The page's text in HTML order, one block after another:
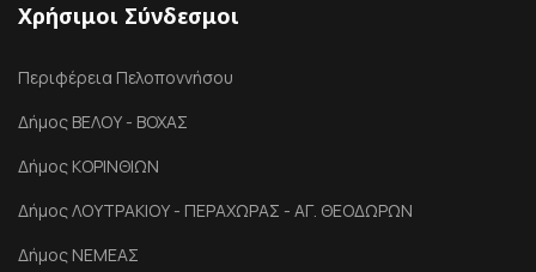
Χρήσιμοι Σύνδεσμοι
Περιφέρεια Πελοποννήσου
Δήμος ΒΕΛΟΥ - ΒΟΧΑΣ
Δήμος ΚΟΡΙΝΘΙΩΝ
Δήμος ΛΟΥΤΡΑΚΙΟΥ - ΠΕΡΑΧΩΡΑΣ - ΑΓ. ΘΕΟΔΩΡΩΝ
Δήμος ΝΕΜΕΑΣ